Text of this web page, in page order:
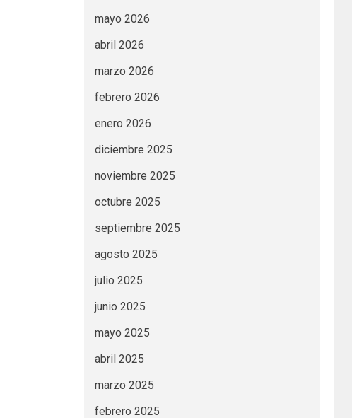
mayo 2026
abril 2026
marzo 2026
febrero 2026
enero 2026
diciembre 2025
noviembre 2025
octubre 2025
septiembre 2025
agosto 2025
julio 2025
junio 2025
mayo 2025
abril 2025
marzo 2025
febrero 2025